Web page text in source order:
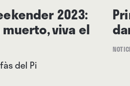
2023:
viva el
del Pi